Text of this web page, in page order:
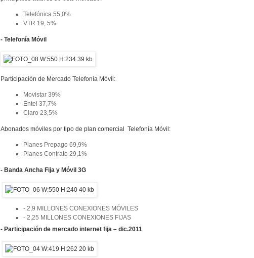
Telefónica 55,0%
VTR 19, 5%
- Telefonía Móvil
Participación de Mercado Telefonía Móvil:
Movistar 39%
Entel 37,7%
Claro 23,5%
Abonados móviles por tipo de plan comercial Telefonía Móvil:
Planes Prepago 69,9%
Planes Contrato 29,1%
- Banda Ancha Fija y Móvil 3G
- 2,9 MILLONES CONEXIONES MÓVILES
- 2,25 MILLONES CONEXIONES FIJAS
- Participación de mercado internet fija – dic.2011